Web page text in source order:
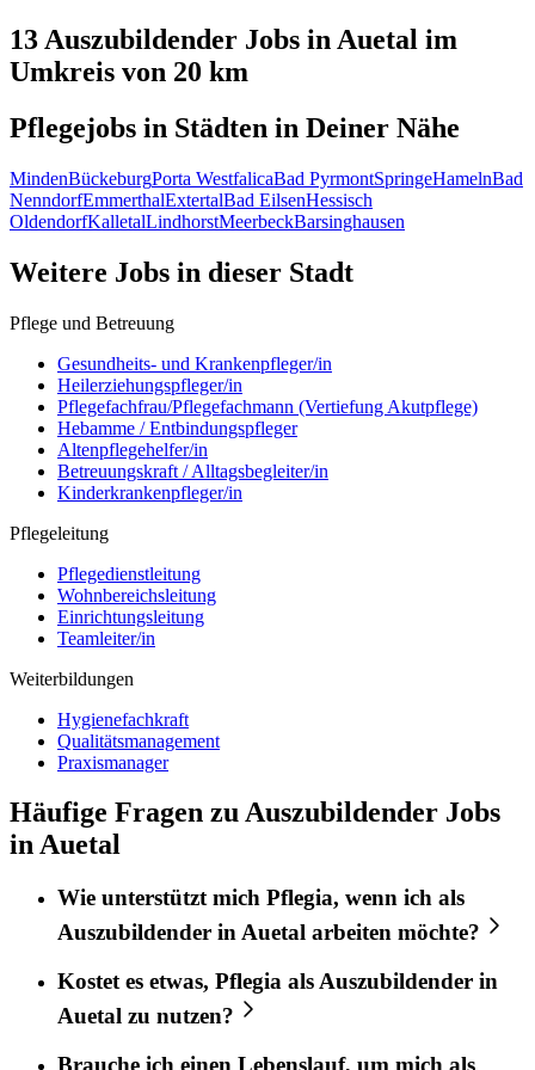
13 Auszubildender Jobs in Auetal im
Umkreis von 20 km
Pflegejobs in Städten in Deiner Nähe
MindenBückeburgPorta WestfalicaBad PyrmontSpringeHamelnBad
NenndorfEmmerthalExtertalBad EilsenHessisch
OldendorfKalletalLindhorstMeerbeckBarsinghausen
Weitere Jobs in dieser Stadt
Pflege und Betreuung
Gesundheits- und Krankenpfleger/in
Heilerziehungspfleger/in
Pflegefachfrau/Pflegefachmann (Vertiefung Akutpflege)
Hebamme / Entbindungspfleger
Altenpflegehelfer/in
Betreuungskraft / Alltagsbegleiter/in
Kinderkrankenpfleger/in
Pflegeleitung
Pflegedienstleitung
Wohnbereichsleitung
Einrichtungsleitung
Teamleiter/in
Weiterbildungen
Hygienefachkraft
Qualitätsmanagement
Praxismanager
Häufige Fragen zu Auszubildender Jobs
in Auetal
Wie unterstützt mich Pflegia, wenn ich als
Auszubildender inAuetal arbeiten möchte?
Kostet es etwas, Pflegia als Auszubildender in
Auetal zu nutzen?
Brauche ich einen Lebenslauf, um mich als